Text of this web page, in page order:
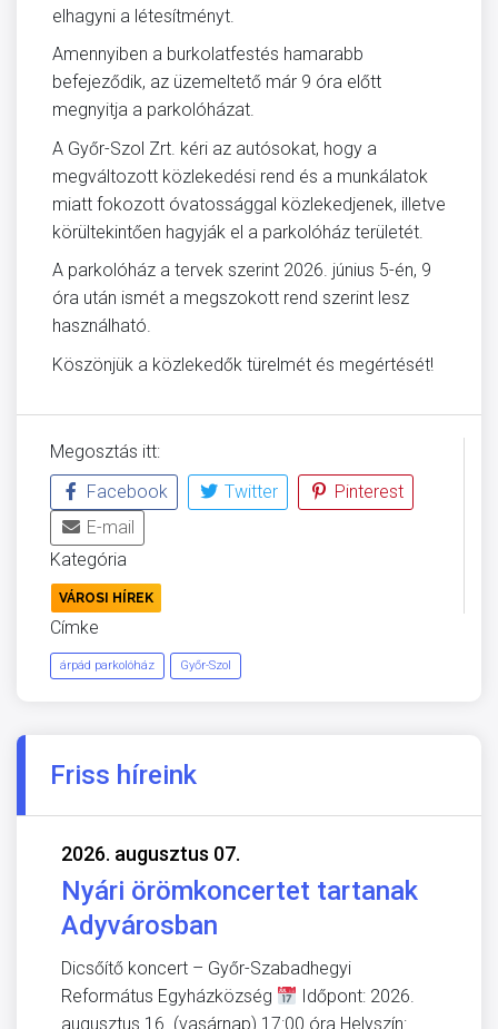
elhagyni a létesítményt.
Amennyiben a burkolatfestés hamarabb
befejeződik, az üzemeltető már 9 óra előtt
megnyitja a parkolóházat.
A Győr-Szol Zrt. kéri az autósokat, hogy a
megváltozott közlekedési rend és a munkálatok
miatt fokozott óvatossággal közlekedjenek, illetve
körültekintően hagyják el a parkolóház területét.
A parkolóház a tervek szerint 2026. június 5-én, 9
óra után ismét a megszokott rend szerint lesz
használható.
Köszönjük a közlekedők türelmét és megértését!
Megosztás itt:
Facebook
Twitter
Pinterest
E-mail
Kategória
VÁROSI HÍREK
Címke
árpád parkolóház Győr-Szol
Friss híreink
2026. augusztus 07.
Nyári örömkoncertet tartanak
Adyvárosban
Dicsőítő koncert – Győr-Szabadhegyi
Református Egyházközség
Időpont: 2026.
augusztus 16. (vasárnap) 17:00 óra Helyszín: